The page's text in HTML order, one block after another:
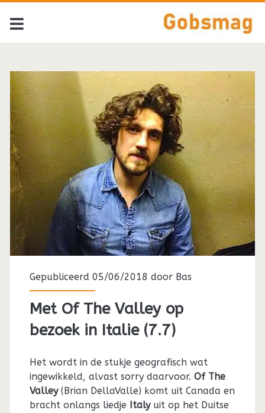
Gepubliceerd 05/06/2018 door Bas
Met Of The Valley op
bezoek in Italie (7.7)
Het wordt in de stukje geografisch wat
ingewikkeld, alvast sorry daarvoor. Of The
Valley(Brian DellaValle) komt uit Canada en
bracht onlangs liedje Italyuit op het Duitse